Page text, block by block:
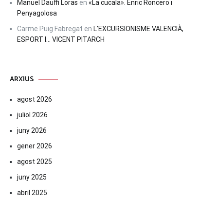
Manuel Dauffi Loras en «La cucala». Enric Roncero i
Penyagolosa
Carme Puig Fabregat en L’EXCURSIONISME VALENCIÀ,
ESPORT I… VICENT PITARCH
ARXIUS
agost 2026
juliol 2026
juny 2026
gener 2026
agost 2025
juny 2025
abril 2025